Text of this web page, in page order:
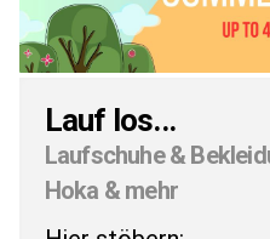
Lauf los...
Laufschuhe &
Hoka & mehr